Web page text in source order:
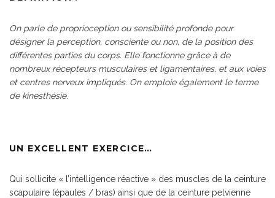
On parle de proprioception ou sensibilité profonde pour
désigner la perception, consciente ou non, de la position des
différentes parties du corps. Elle fonctionne grâce à de
nombreux récepteurs musculaires et ligamentaires, et aux voies
et centres nerveux impliqués. On emploie également le terme
de kinesthésie.
UN EXCELLENT EXERCICE…
Qui sollicite « l’intelligence réactive » des muscles de la ceinture
scapulaire (épaules / bras) ainsi que de la ceinture pelvienne